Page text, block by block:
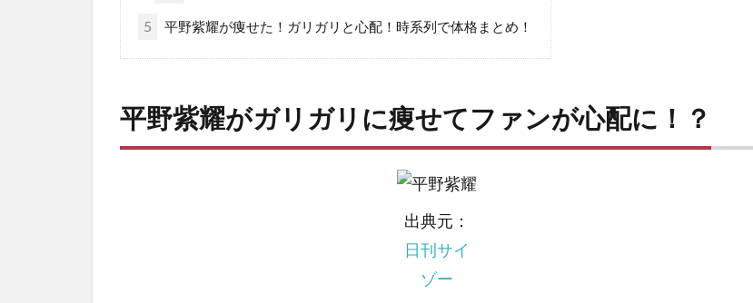
5 平野紫耀が痩せた！ガリガリと心配！時系列で体格まとめ！
平野紫耀がガリガリに痩せてファンが心配に！？
出典元：
日刊サイ
ゾー